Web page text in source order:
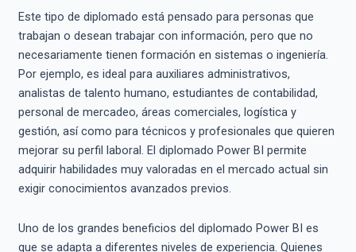
Este tipo de diplomado está pensado para personas que
trabajan o desean trabajar con información, pero que no
necesariamente tienen formación en sistemas o ingeniería.
Por ejemplo, es ideal para auxiliares administrativos,
analistas de talento humano, estudiantes de contabilidad,
personal de mercadeo, áreas comerciales, logística y
gestión, así como para técnicos y profesionales que quieren
mejorar su perfil laboral. El diplomado Power BI permite
adquirir habilidades muy valoradas en el mercado actual sin
exigir conocimientos avanzados previos.
Uno de los grandes beneficios del diplomado Power BI es
que se adapta a diferentes niveles de experiencia. Quienes